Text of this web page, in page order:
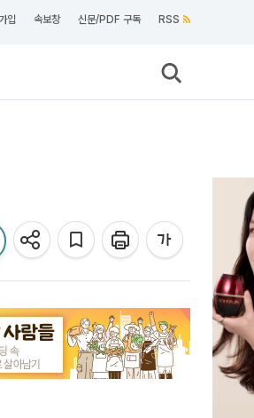
입 속보창 신문/PDF 구독 RSS